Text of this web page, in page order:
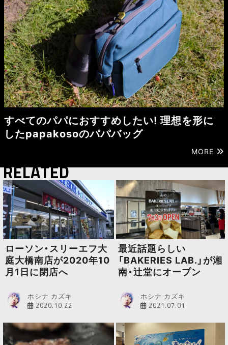
すべてのパパにおすすめしたい! 理想を形に
したpapakosoのパパバッグ
MORE
RELATED
ローソン・スリーエフ大
庭大橋南店が2020年10
月1日に閉店へ
ホシナ カズキ
2020.10.22
最近話題らしい
「BAKERIES LAB.」が湘
南・辻堂にオープン
ホシナ カズキ
2021.07.01